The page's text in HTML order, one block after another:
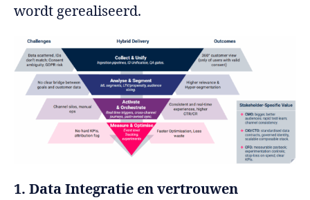
wordt gerealiseerd.
1. Data Integratie en vertrouwen